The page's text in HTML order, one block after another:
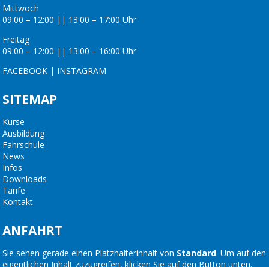
Mittwoch
09:00 – 12:00 || 13:00 – 17:00 Uhr
Freitag
09:00 – 12:00 || 13:00 – 16:00 Uhr
FACEBOOK | INSTAGRAM
SITEMAP
Kurse
Ausbildung
Fahrschule
News
Infos
Downloads
Tarife
Kontakt
ANFAHRT
Sie sehen gerade einen Platzhalterinhalt von Standard. Um auf den
eigentlichen Inhalt zuzugreifen, klicken Sie auf den Button unten.